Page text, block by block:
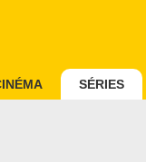
SÉRIES